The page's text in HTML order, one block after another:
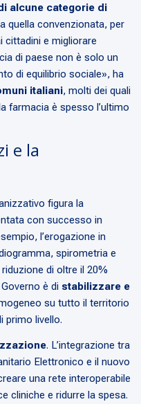
alcune categorie di
quella convenzionata, per
cittadini e migliorare
di paese non è solo un
di equilibrio sociale», ha
italiani, molti dei quali
farmacia è spesso l’ultimo
e la
figura la
con successo in
l’erogazione in
spirometria e
di oltre il 20%
è di stabilizzare e
su tutto il territorio
primo livello.
. L’integrazione tra
Elettronico e il nuovo
una rete interoperabile
cliniche e ridurre la spesa.